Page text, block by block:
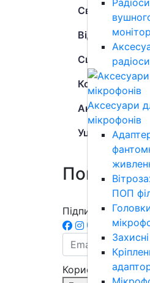
Аксесуари
мікрофонів
ПОП
Світлове
Сцена
Комутація
Аксесуари
Уцінка
Підписатись на
Корисна